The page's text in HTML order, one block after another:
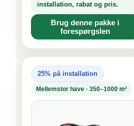
installation, rabat og pris.
Brug denne pakke i
forespørgslen
25% på installation
Mellemstor have · 350–1000 m²